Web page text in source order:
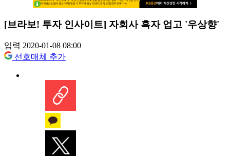
[브라보! 투자 인사이트] 자회사 흑자 업고 '우상향'
입력 2020-01-08 08:00
선호매체 추가